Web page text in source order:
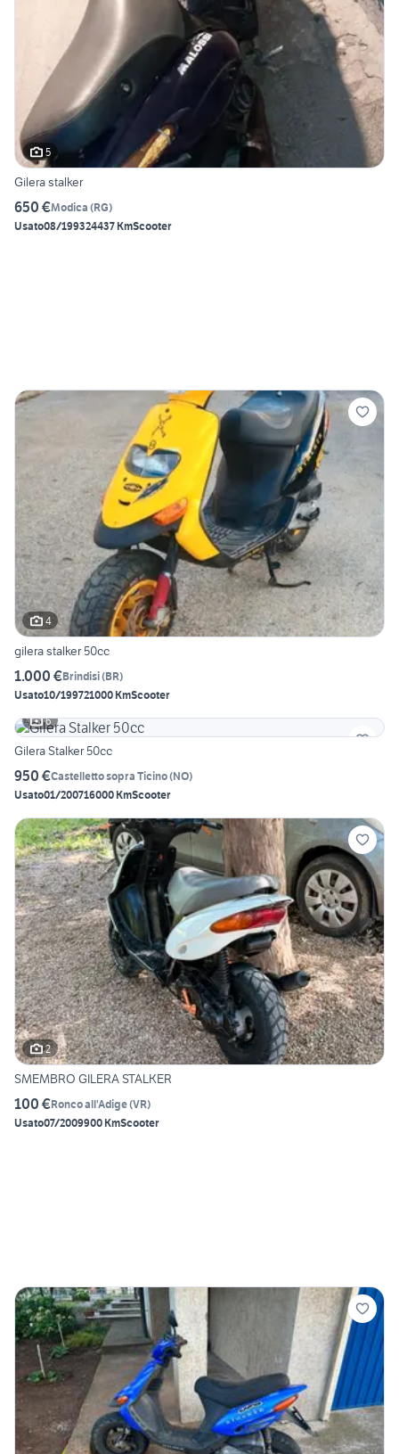
5
Gilera stalker
650 €Modica (RG)
Usato08/199324437 KmScooter
4
gilera stalker 50cc
1.000 €Brindisi(BR)
Usato10/199721000 KmScooter
6
Gilera Stalker 50cc
950 €Castelletto sopra Ticino(NO)
Usato01/200716000 KmScooter
2
SMEMBRO GILERA STALKER
100 €Ronco all'Adige(VR)
Usato07/2009900 KmScooter